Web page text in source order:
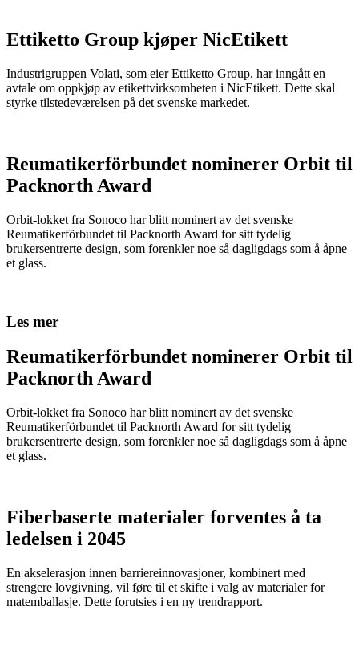
Ettiketto Group kjøper NicEtikett
Industrigruppen Volati, som eier Ettiketto Group, har inngått en
avtale om oppkjøp av etikettvirksomheten i NicEtikett. Dette skal
styrke tilstedeværelsen på det svenske markedet.
Reumatikerförbundet nominerer Orbit til
Packnorth Award
Orbit-lokket fra Sonoco har blitt nominert av det svenske
Reumatikerförbundet til Packnorth Award for sitt tydelig
brukersentrerte design, som forenkler noe så dagligdags som å åpne
et glass.
Les mer
Reumatikerförbundet nominerer Orbit til
Packnorth Award
Orbit-lokket fra Sonoco har blitt nominert av det svenske
Reumatikerförbundet til Packnorth Award for sitt tydelig
brukersentrerte design, som forenkler noe så dagligdags som å åpne
et glass.
Fiberbaserte materialer forventes å ta
ledelsen i 2045
En akselerasjon innen barriereinnovasjoner, kombinert med
strengere lovgivning, vil føre til et skifte i valg av materialer for
matemballasje. Dette forutsies i en ny trendrapport.